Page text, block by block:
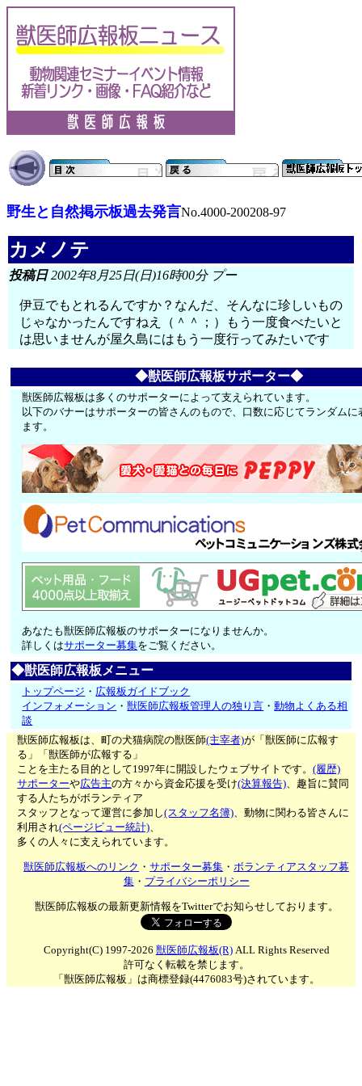
野生と自然掲示板過去発言No.4000-200208-97
カメノテ
投稿日2002年8月25日(日)16時00分 プー
伊豆でもとれるんですか？なんだ、そんなに珍しいもの
じゃなかったんですねえ（＾＾；）もう一度食べたいと
は思いませんが屋久島にはもう一度行ってみたいです
◆獣医師広報板サポーター◆
獣医師広報板は多くのサポーターによって支えられています。
以下のバナーはサポーターの皆さんのもので、口数に応じてランダムに
ます。
あなたも獣医師広報板のサポーターになりませんか。
詳しくはサポーター募集をご覧ください。
◆獣医師広報板メニュー
トップページ ・ 広報板ガイドブック
インフォメーション ・獣医師広報板管理人の独り言 ・動物よくある相
談
獣医師広報板は、町の犬猫病院の獣医師(主宰者)が「獣医師に広報す
る」「獣医師が広報する」
ことを主たる目的として1997年に開設したウェブサイトです。(履歴)
サポーターや広告主の方々から資金応援を受け(決算報告)、趣旨に賛同
する人たちがボランティア
スタッフとなって運営に参加し(スタッフ名簿)、動物に関わる皆さんに
利用され(ページビュー統計)、
多くの人々に支えられています。
獣医師広報板へのリンク ・サポーター募集 ・ボランティアスタッフ募
集・ プライバシーポリシー
獣医師広報板の最新更新情報をTwitterでお知らせしております。
Copyright(C) 1997-2026 獣医師広報板(R)ALL Rights Reserved
許可なく転載を禁じます。
「獣医師広報板」は商標登録(4476083号)されています。